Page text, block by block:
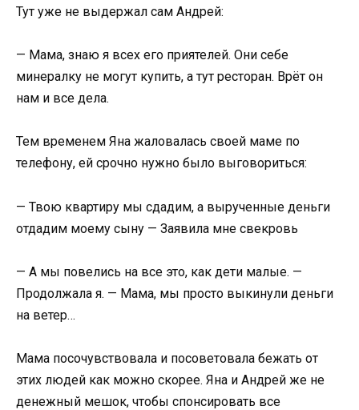
Тут уже не выдержал сам Андрей:
— Мама, знаю я всех его приятелей. Они себе
минералку не могут купить, а тут ресторан. Врёт он
нам и все дела.
Тем временем Яна жаловалась своей маме по
телефону, ей срочно нужно было выговориться:
— Твою квартиру мы сдадим, а вырученные деньги
отдадим моему сыну — Заявила мне свекровь
— А мы повелись на все это, как дети малые. —
Продолжала я. — Мама, мы просто выкинули деньги
на ветер…
Мама посочувствовала и посоветовала бежать от
этих людей как можно скорее. Яна и Андрей же не
денежный мешок, чтобы спонсировать все